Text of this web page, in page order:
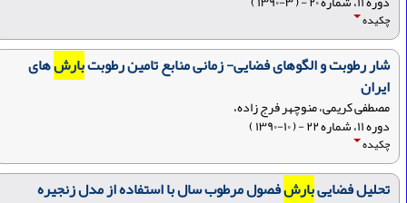
چکیده
شار رطوبت و الگوهای فضایی- زمانی منابع تامین رطوبتبارشهای
ایران
مصطفی کریمی، منوچهر فرج زاده،
دوره ۱۱، شماره ۲۲ - ( ۱۰-۱۳۹۰ )
چکیده
تحلیل فضاییبارشفصول مرطوب سال با استفاده از مدل زنجیره